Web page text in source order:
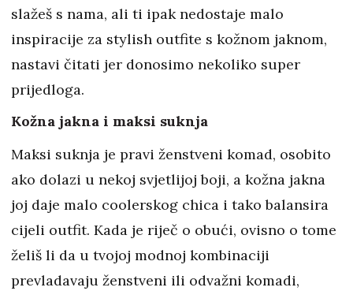
slažeš s nama, ali ti ipak nedostaje malo
inspiracije za stylish outfite s kožnom jaknom,
nastavi čitati jer donosimo nekoliko super
prijedloga.
Kožna jakna i maksi suknja
Maksi suknja je pravi ženstveni komad, osobito
ako dolazi u nekoj svjetlijoj boji, a kožna jakna
joj daje malo coolerskog chica i tako balansira
cijeli outfit. Kada je riječ o obući, ovisno o tome
želiš li da u tvojoj modnoj kombinaciji
prevladavaju ženstveni ili odvažni komadi,